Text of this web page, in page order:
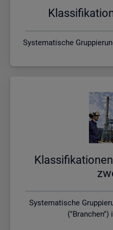
Systematische
Systematische
("Branchen")